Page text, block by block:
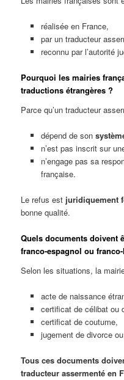
réalisée en France,
par un traducteur
reconnu par l’autorité
Pourquoi les mairies
traductions étrangères ?
Parce qu’un traducteur
dépend de son
n’est pas inscrit sur
n’engage pas sa
française.
Le refus est juridiquement
bonne qualité.
Quels documents doivent
franco-espagnol ou
Selon les situations, la
acte de naissance
certificat de célibat ou
certificat de coutume,
jugement de divorce
Tous ces documents
traducteur assermenté en